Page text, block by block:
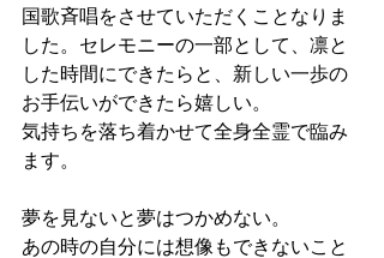
国歌斉唱をさせていただくことなりま
した。セレモニーの一部として、凛と
した時間にできたらと、新しい一歩の
お手伝いができたら嬉しい。
気持ちを落ち着かせて全身全霊で臨み
ます。
夢を見ないと夢はつかめない。
あの時の自分には想像もできないこと